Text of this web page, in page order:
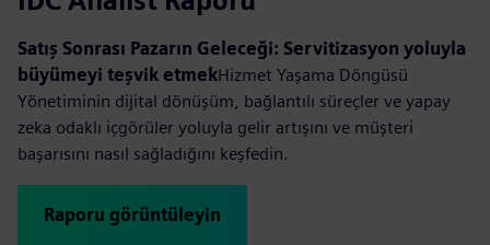
Satış Sonrası Pazarın Geleceği: Servitizasyon yoluyla
büyümeyi teşvik etmekHizmet Yaşama Döngüsü
Yönetiminin dijital dönüşüm, bağlantılı süreçler ve yapay
zeka odaklı içgörüler yoluyla gelir artışını ve müşteri
başarısını nasıl sağladığını keşfedin.
Raporu görüntüleyin